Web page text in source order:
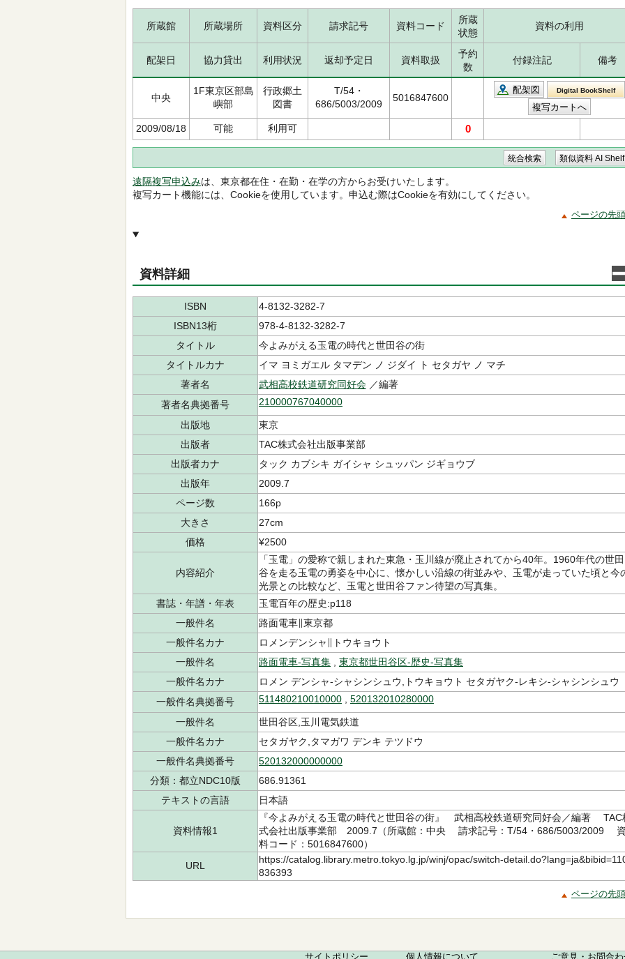
所蔵館 所蔵場所 資料区分 請求記号 資料コード
所蔵
状態
資料の利用
配架日 協力貸出 利用状況 返却予定日 資料取扱
予約
数
付録注記 備考
中央
1F東京区部島
嶼部
行政郷土
図書
T/54・
686/5003/2009
5016847600
配架図 Digital BookShelf
2009/08/18 可能 利用可 0
遠隔複写申込みは、東京都在住・在勤・在学の方からお受けいたします。
複写カート機能には、Cookieを使用しています。申込む際はCookieを有効にしてください。
ページの先
資料詳細
ISBN
4-8132-3282-7
ISBN13桁
978-4-8132-3282-7
タイトル
今よみがえる玉電の時代と世田谷の街
タイトルカナ
イマ ヨミガエル タマデン ノ ジダイ ト セタガヤ ノ マチ
著者名
武相高校鉄道研究同好会 ／編著
著者名典拠番号
210000767040000
出版地
東京
出版者
TAC株式会社出版事業部
出版者カナ
タック カブシキ ガイシャ シュッパン ジギョウブ
出版年
2009.7
ページ数
166p
大きさ
27cm
価格
¥2500
内容紹介
「玉電」の愛称で親しまれた東急・玉川線が廃止されてから40年。1960年代の世田
谷を走る玉電の勇姿を中心に、懐かしい沿線の街並みや、玉電が走っていた頃と今
光景との比較など、玉電と世田谷ファン待望の写真集。
書誌・年譜・年表
玉電百年の歴史:p118
一般件名
路面電車∥東京都
一般件名カナ
ロメンデンシャ∥トウキョウト
一般件名
路面電車-写真集
東京都世田谷区-歴史-写真集
一般件名カナ
ロメン デンシャ-シャシンシュウ,トウキョウト セタガヤク-レキシ-シャシンシュウ
一般件名典拠番号
511480210010000 520132010280000
一般件名
世田谷区,玉川電気鉄道
一般件名カナ
セタガヤク,タマガワ デンキ テツドウ
一般件名典拠番号
520132000000000
分類：都立NDC10版
686.91361
テキストの言語
日本語
資料情報1
『今よみがえる玉電の時代と世田谷の街』 武相高校鉄道研究同好会／編著 TAC
式会社出版事業部 2009.7（所蔵館：中央 請求記号：T/54・686/5003/2009
料コード：5016847600）
URL
https://catalog.library.metro.tokyo.lg.jp/winj/opac/switch-
836393
ページの先
サイトポリシー 個人情報について ご意見・お問合